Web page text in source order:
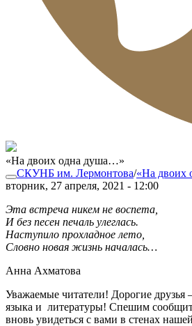
«На двоих одна душа…»
СКУНБ им. Лермонтова/«На двоих
вторник, 27 апреля, 2021 - 12:00
Эта встреча никем не воспета,
И без песен печаль улеглась.
Наступило прохладное лето,
Словно новая жизнь началась…
Анна Ахматова
Уважаемые читатели! Дорогие друзья
языка и литературы! Спешим
вновь увидеться с вами в стенах